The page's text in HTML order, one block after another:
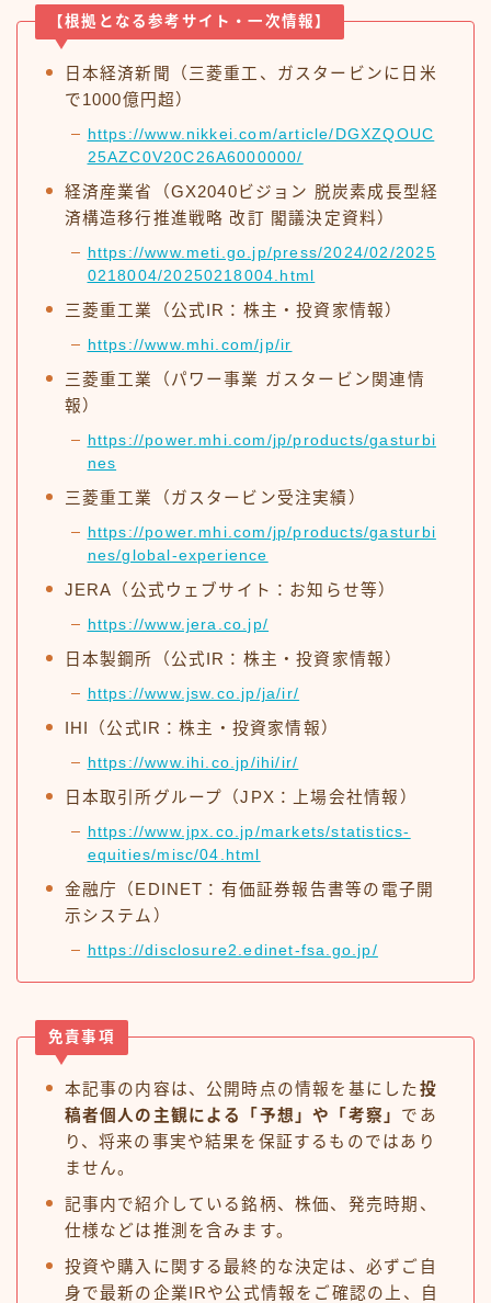
【根拠となる参考サイト・一次情報】
日本経済新聞（三菱重工、ガスタービンに日米
で1000億円超）
https://www.nikkei.com/article/DGXZQOUC
25AZC0V20C26A6000000/
経済産業省（GX2040ビジョン 脱炭素成長型経
済構造移行推進戦略 改訂 閣議決定資料）
https://www.meti.go.jp/press/2024/02/2025
0218004/20250218004.html
三菱重工業（公式IR：株主・投資家情報）
https://www.mhi.com/jp/ir
三菱重工業（パワー事業 ガスタービン関連情
報）
https://power.mhi.com/jp/products/gasturbi
nes
三菱重工業（ガスタービン受注実績）
https://power.mhi.com/jp/products/gasturbi
nes/global-experience
JERA（公式ウェブサイト：お知らせ等）
https://www.jera.co.jp/
日本製鋼所（公式IR：株主・投資家情報）
https://www.jsw.co.jp/ja/ir/
IHI（公式IR：株主・投資家情報）
https://www.ihi.co.jp/ihi/ir/
日本取引所グループ（JPX：上場会社情報）
https://www.jpx.co.jp/markets/statistics-
equities/misc/04.html
金融庁（EDINET：有価証券報告書等の電子開
示システム）
https://disclosure2.edinet-fsa.go.jp/
免責事項
本記事の内容は、公開時点の情報を基にした投
稿者個人の主観による「予想」や「考察」 であ
り、将来の事実や結果を保証するものではあり
ません。
記事内で紹介している銘柄、株価、発売時期、
仕様などは推測を含みます。
投資や購入に関する最終的な決定は、必ずご自
身で最新の企業IRや公式情報をご確認の上、自